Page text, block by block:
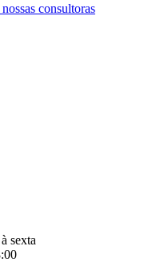
consultoras
sexta